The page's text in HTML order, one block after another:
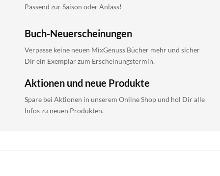
Passend zur Saison oder Anlass!
Buch-Neuerscheinungen
Verpasse keine neuen MixGenuss Bücher mehr und sicher
Dir ein Exemplar zum Erscheinungstermin.
Aktionen und neue Produkte
Spare bei Aktionen in unserem Online Shop und hol Dir alle
Infos zu neuen Produkten.